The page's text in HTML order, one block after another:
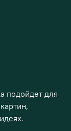
подойдет для